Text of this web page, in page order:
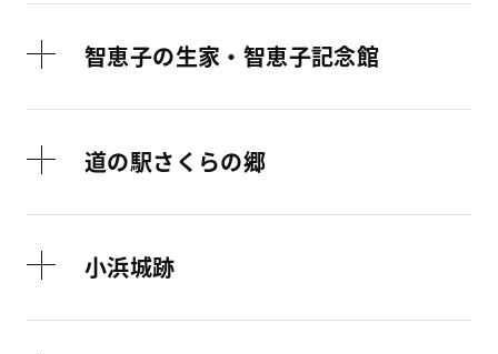
智恵子の生家・智恵子記念館
道の駅さくらの郷
小浜城跡